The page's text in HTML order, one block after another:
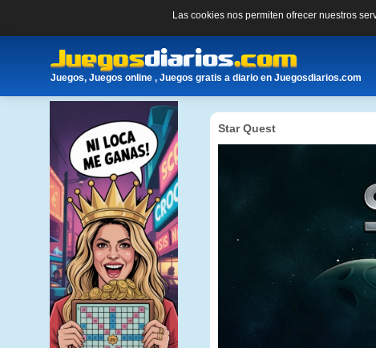
Las cookies nos permiten ofrecer nuestros
Juegos, Juegos online , Juegos gratis a diario en Juegosdiarios.com
Star Quest